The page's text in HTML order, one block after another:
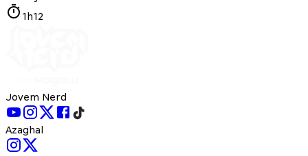
1h12
Jovem Nerd
Azaghal